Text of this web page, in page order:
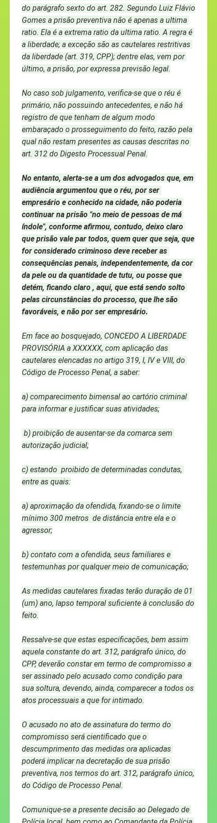
do parágrafo sexto do art. 282. Segundo Luiz Flávio
Gomes a prisão preventiva não é apenas a ultima
ratio. Ela é a extrema ratio da ultima ratio. A regra é
a liberdade; a exceção são as cautelares restritivas
da liberdade (art. 319, CPP); dentre elas, vem por
último, a prisão, por expressa previsão legal.
No caso sob julgamento, verifica-se que o réu é
primário, não possuindo antecedentes, e não há
registro de que tenham de algum modo
embaraçado o prosseguimento do feito, razão pela
qual não restam presentes as causas descritas no
art. 312 do Digesto Processual Penal.
No entanto, alerta-se a um dos advogados que, em
audiência argumentou que o réu, por ser
empresário e conhecido na cidade, não poderia
continuar na prisão "no meio de pessoas de má
índole", conforme afirmou, contudo, deixo claro
que prisão vale par todos, quem quer que seja, que
for considerado criminoso deve receber as
consequências penais, independentemente, da cor
da pele ou da quantidade de tutu, ou posse que
detém, ficando claro , aqui, que está sendo solto
pelas circunstâncias do processo, que lhe são
favoráveis, e não por ser empresário.
Em face ao bosquejado, CONCEDO A LIBERDADE
PROVISÓRIA a XXXXXX, com aplicação das
cautelares elencadas no artigo 319, I, IV e VIII, do
Código de Processo Penal, a saber:
a) comparecimento bimensal ao cartório criminal
para informar e justificar suas atividades;
autorização judicial;
c) estando  proibido de determinadas condutas,
entre as quais:
a) aproximação da ofendida, fixando-se o limite
mínimo 300 metros  de distância entre ela e o
agressor;
b) contato com a ofendida, seus familiares e
testemunhas por qualquer meio de comunicação;
As medidas cautelares fixadas terão duração de 01
(um) ano, lapso temporal suficiente à conclusão do
feito.
Ressalve-se que estas especificações, bem assim
aquela constante do art. 312, parágrafo único, do
CPP, deverão constar em termo de compromisso a
ser assinado pelo acusado como condição para
sua soltura, devendo, ainda, comparecer a todos os
atos processuais a que for intimado.
O acusado no ato de assinatura do termo do
compromisso será cientificado que o
descumprimento das medidas ora aplicadas
poderá implicar na decretação de sua prisão
preventiva, nos termos do art. 312, parágrafo único,
do Código de Processo Penal.
Comunique-se a presente decisão ao Delegado de